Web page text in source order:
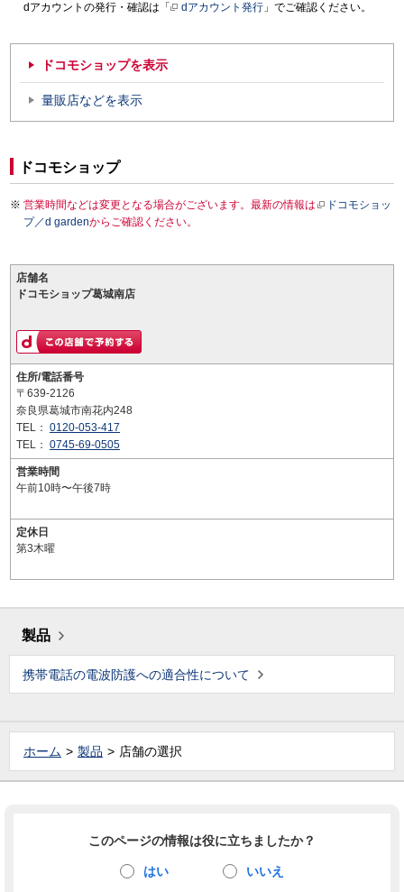
dアカウントの発行・確認は「
dアカウント発行 」でご確認ください。
ドコモショップを表示
量販店などを表示
ドコモショップ
営業時間などは変更となる場合がございます。最新の情報は
ドコモショッ
プ／d gardenからご確認ください。
店舗名
ドコモショップ葛城南店
住所/電話番号
〒639-2126
奈良県葛城市南花内248
TEL： 0120-053-417
TEL： 0745-69-0505
営業時間
午前10時〜午後7時
定休日
第3木曜
製品
携帯電話の電波防護への適合性について
ホーム 製品 店舗の選択
このページの情報は役に立ちましたか？
はい いいえ